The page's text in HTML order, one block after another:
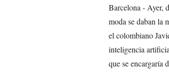
Barcelona - Ayer,
moda se daban la
el colombiano
inteligencia
que se encargaría